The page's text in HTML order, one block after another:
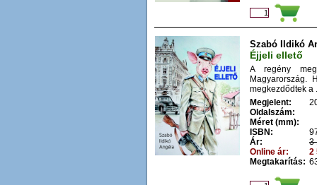
Szabó Ildikó
Éjjeli ellető
A regény
Magyarország.
megkezdődtek a
Megjelent:
Oldalszám:
Méret (mm):
ISBN:
Ár:
3
Online ár:
2
Megtakarítás: